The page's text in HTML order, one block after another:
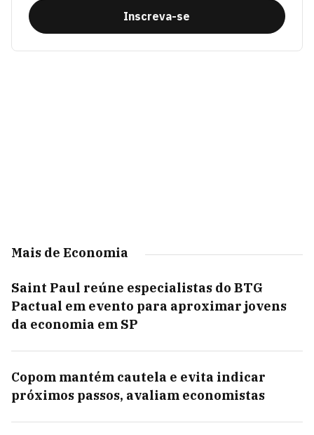
Inscreva-se
Mais de Economia
Saint Paul reúne especialistas do BTG
Pactual em evento para aproximar jovens
da economia em SP
Copom mantém cautela e evita indicar
próximos passos, avaliam economistas